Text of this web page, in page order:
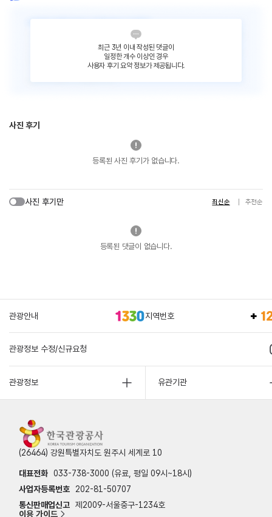
최근 3년 이내 작성된 댓글이
일정한 개수 이상인 경우
사용자 후기 요약 정보가 제공됩니다.
사진 후기
등록된 사진 후기가 없습니다.
사진 후기만 최신순 추천순
등록된 댓글이 없습니다.
관광안내 지역번호
관광정보 수정/신규요청
관광정보 유관기관
(26464) 강원특별자치도 원주시 세계로 10
대표전화 033-738-3000 (유료, 평일 09시~18시)
사업자등록번호
202-81-50707
통신판매업신고 제2009-서울중구-1234호
이용 가이드